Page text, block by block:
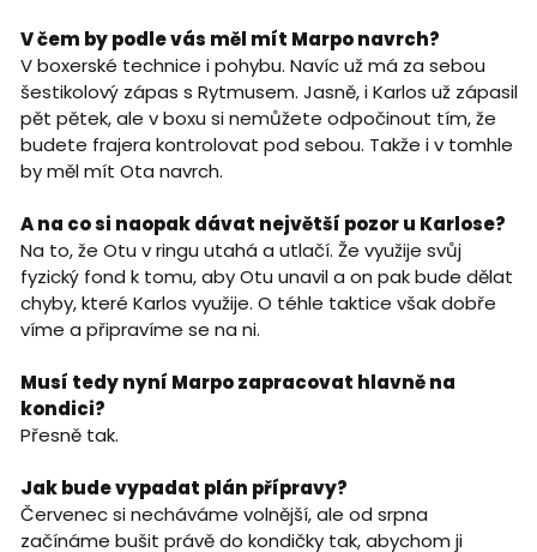
V čem by podle vás měl mít Marpo navrch?
V boxerské technice i pohybu. Navíc už má za sebou
šestikolový zápas s Rytmusem. Jasně, i Karlos už zápasil
pět pětek, ale v boxu si nemůžete odpočinout tím, že
budete frajera kontrolovat pod sebou. Takže i v tomhle
by měl mít Ota navrch.
A na co si naopak dávat největší pozor u Karlose?
Na to, že Otu v ringu utahá a utlačí. Že využije svůj
fyzický fond k tomu, aby Otu unavil a on pak bude dělat
chyby, které Karlos využije. O téhle taktice však dobře
víme a připravíme se na ni.
Musí tedy nyní Marpo zapracovat hlavně na
kondici?
Přesně tak.
Jak bude vypadat plán přípravy?
Červenec si necháváme volnější, ale od srpna
začínáme bušit právě do kondičky tak, abychom ji